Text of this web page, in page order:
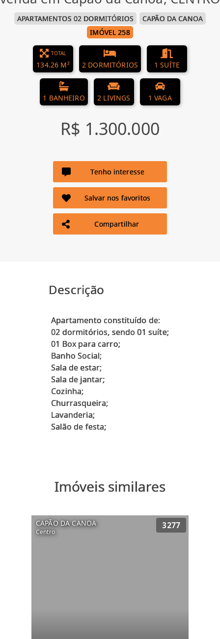
APARTAMENTOS 02 DORMITÓRIOS
CAPÃO DA CANOA
IMÓVEL 258
TOTAL
134.26 M² 2 DORMITÓRIOS 1 SUÍTE
1 BANHEIRO 2 LIVINGS 1 VAGA
R$ 1.300.000
Tenho interesse
Salvar nos favoritos
Compartilhar
Descrição
Apartamento constituído de:
02 dormitórios, sendo 01 suíte;
01 Box para carro;
Banho Social;
Sala de estar;
Sala de jantar;
Cozinha;
Churrasqueira;
Lavanderia;
Imóveis similares
CAPÃO DA CANOA
Centro
3277